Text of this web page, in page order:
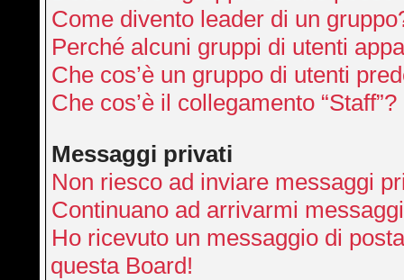
Come divento leader di un
Perché alcuni gruppi di utenti
Che cos’è un gruppo di utenti
Che cos’è il collegamento “Staff”?
Messaggi privati
Non riesco ad inviare messaggi
Continuano ad arrivarmi
Ho ricevuto un messaggio di
questa Board!